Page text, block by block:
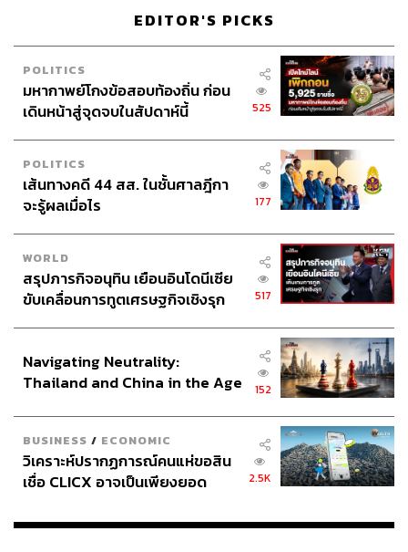
EDITOR'S PICKS
POLITICS
มหากาพย์โกงข้อสอบท้องถิ่น ก่อน
เดินหน้าสู่จุดจบในสัปดาห์นี้
525
POLITICS
เส้นทางคดี 44 สส. ในชั้นศาลฎีกา
จะรู้ผลเมื่อไร
177
WORLD
สรุปภารกิจอนุทิน เยือนอินโดนีเซีย
ขับเคลื่อนการทูตเศรษฐกิจเชิงรุก
517
Navigating Neutrality:
Thailand and China in the Age
152
BUSINESS / ECONOMIC
วิเคราะห์ปรากฏการณ์คนแห่ขอสิน
เชื่อ CLICX อาจเป็นเพียงยอด
เรือนไทยที่ถูกซุกไว้
2.5K